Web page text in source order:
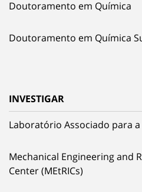
Doutoramento em Química
Doutoramento em Química
INVESTIGAR
Laboratório Associado para a
Mechanical Engineering and
Center (MEtRICs)